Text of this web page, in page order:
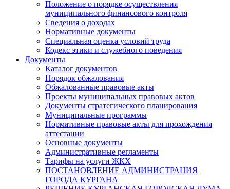
Положение о порядке осуществления
муниципального финансового контроля
Сведения о доходах
Нормативные документы
Специальная оценка условий труда
Кодекс этики и служебного поведения
Документы
Каталог документов
Порядок обжалования
Обжалованные правовые акты
Проекты муниципальных правовых актов
Документы стратегического планирования
Муниципальные программы
Нормативные правовые акты для прохождения
аттестации
Основные документы
Административные регламенты
Тарифы на услуги ЖКХ
ПОСТАНОВЛЕНИЕ АДМИНИСТРАЦИЯ
ГОРОДА КУРГАНА